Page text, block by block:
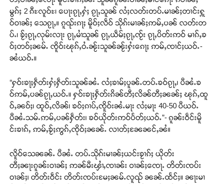
Donate Now
မွၵ်ႈ 2 ၵီႊလူဝ်ႊ၊ ပေႃးၵႂႃႇႁႆႈ ၵႂႃႇသူၼ် လႆႈလတ်းတပ်ႉမၢၼ်ႈတၢင်းႁူ
ဝ်ဝၢၼ်ႈ သေၵႂႃႇ။ ၵူၺ်းၵႃႈ မိူဝ်ႈလဵဝ် သိုၵ်းမၢၼ်ႈဢမ်ႇပၼ် လတ်းတ
ပ်ႉ၊ ၶႂ်ႈၵႂႃႇလုမ်းလႃး ၵႂႃႇမၢႆသူၼ် ၵႂႃႇယဵမ်ႈၵႂႃႇၸႂ်း ၵႂႃႇပိတ်းဢဝ် မၢၵ်ႇၶ
ဝ်ႈတဝ်ႈၼမ်ႉ ၸိူဝ်းၽုၵ်ႇဝႆႉၼႂ်းသူၼ်ၼႂ်းႁႆးၵေႃႈ ဢမ်ႇၸၢင်ႈယဝ်ႉ-
ၼႆယဝ်ႉ။
“ႁဝ်းၶႃႈႁဵတ်းႁႆႈႁဵတ်းသူၼ်ၼႆႉ လႆႈၶၢမ်ႈပူၼ်ႉတပ်ႉၶဝ်ၵႂႃႇ၊ ပီၼႆႉၶ
ဝ်ဢမ်ႇပၼ်ၵႂႃႇယဝ်ႉ။ ႁဝ်းၶႃႈႁဵတ်းၵိၼ်တီႈလိၼ်တီႈၼၼ်ႈ ၽုၵ်ႇထူ
ဝ်ႇၼဝ်ႈ၊ ထူဝ်ႇလိၼ်၊ ၶဝ်ႈၵၢပ်ႇၸိူဝ်းၼႆႉမႃး လႆႈမႃး 40-50 ပီယဝ်ႉ
ပီၼႆႉသမ်ႉဢမ်ႇပၼ်ႁဵတ်း၊ ၶဝ်ယိုတ်းဢဝ်ပႅတ်ႈယဝ်ႉ”- ၵူၼ်းဝဵင်းမိူ
င်းၶၢၵ်ႇ ဢမ်ႇၶႂ်ႈဢွၵ်ႇၸိုဝ်ႈၼၼ်ႉ လၢတ်ႈၼႄၼင်ႇၼႆ။
လိူဝ်သေၼၼ်ႉ ပီၼႆႉ တပ်ႉသိုၵ်းမၢၼ်ႈယင်းၶႂၢၵ်ႈ ယိုတ်း
တီႈၼႃးၵူၼ်းဝၢၼ်ႈ ဢၼ်မီးၾၢႆႇၸၢၼ်း ဝၢၼ်ႈၸေႃႉ တိတ်းၸပ်း
ဝၢၼ်ႈ၊ တိတ်းဝဵင်း တိတ်းၸပ်းမႄႈၼမ်ႉလူၺ် ၼၼ်ႉထႅင်ႈ။ ၼႃးမၢ